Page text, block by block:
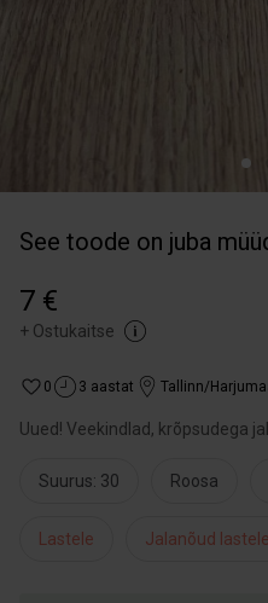
See toode on juba
7 €
+ Ostukaitse
0 3 aastat Tallinn/
Uued! Veekindlad, krõpsudega
Suurus: 30 Roosa
Lastele Jalanõud lastele